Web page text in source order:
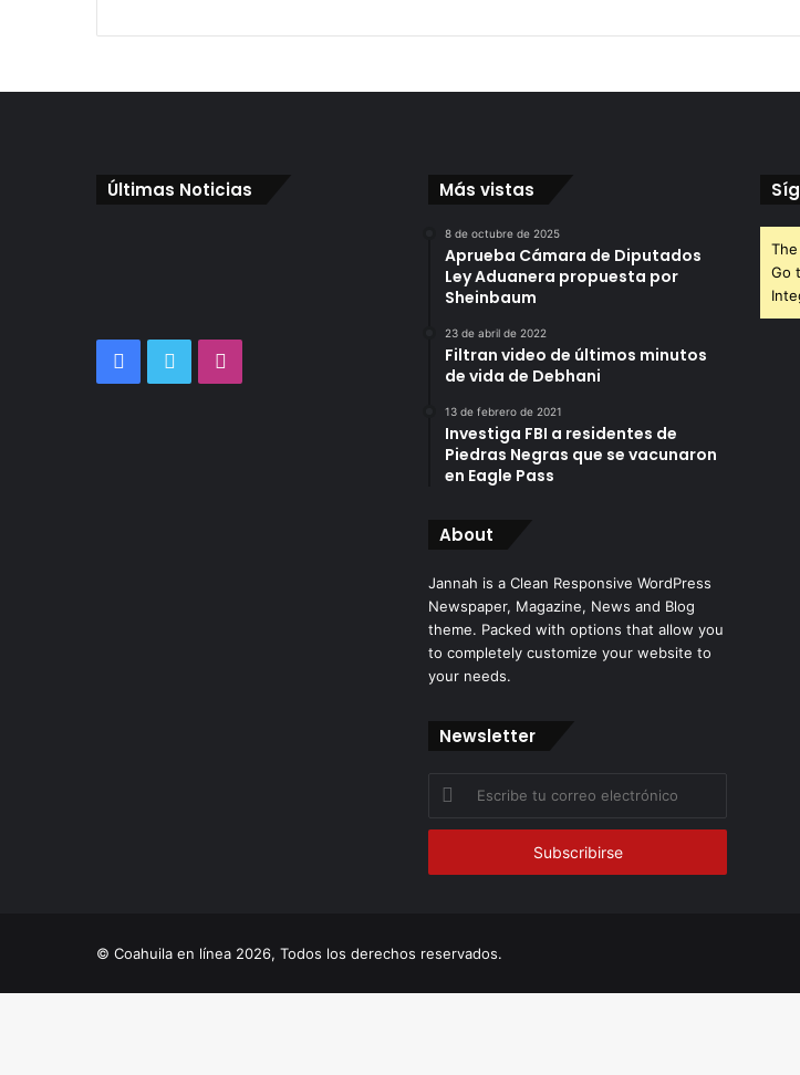
Últimas Noticias
Facebook
Twitter
Más vistas
8 de octubre de 2025
Aprueba Cámara de Diputados
Ley Aduanera propuesta por
Sheinbaum
23 de abril de 2022
Filtran video de últimos minutos
de vida de Debhani
13 de febrero de 2021
Investiga FBI a residentes de
Piedras Negras que se vacunaron
en Eagle Pass
About
Jannah is a Clean Responsive WordPress
Newspaper, Magazine, News and Blog
theme. Packed with options that allow you
to completely customize your website to
your needs.
Newsletter
correo
Go
© Coahuila en línea 2026, Todos los derechos reservados.